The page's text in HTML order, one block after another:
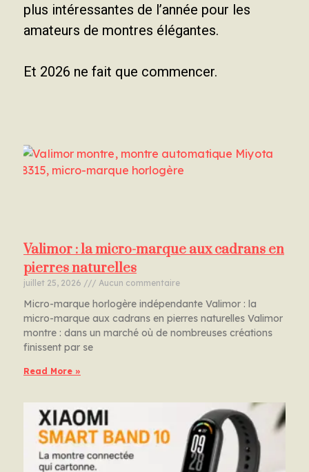
plus intéressantes de l’année pour les
amateurs de montres élégantes.
Et 2026 ne fait que commencer.
Valimor : la micro-marque aux cadrans en
pierres naturelles
juillet 25, 2026 Aucun commentaire
Micro-marque horlogère indépendante Valimor : la
micro-marque aux cadrans en pierres naturelles Valimor
montre : dans un marché où de nombreuses créations
finissent par se
Read More »